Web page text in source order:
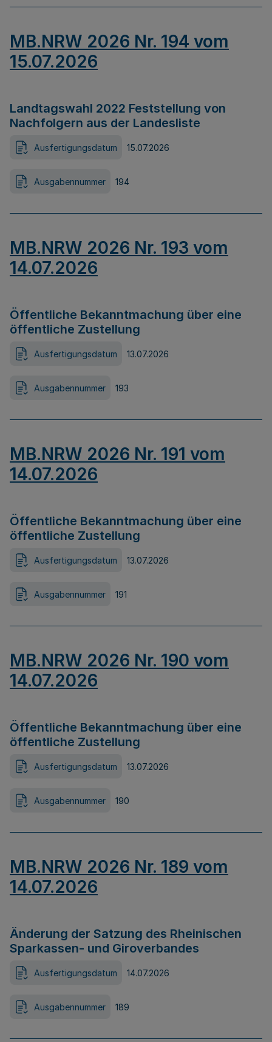
MB.NRW 2026 Nr. 194 vom
15.07.2026
Landtagswahl 2022 Feststellung von
Nachfolgern aus der Landesliste
Ausfertigungsdatum 15.07.2026
Ausgabennummer 194
MB.NRW 2026 Nr. 193 vom
14.07.2026
Öffentliche Bekanntmachung über eine
öffentliche Zustellung
Ausfertigungsdatum 13.07.2026
Ausgabennummer 193
MB.NRW 2026 Nr. 191 vom
14.07.2026
Öffentliche Bekanntmachung über eine
öffentliche Zustellung
Ausfertigungsdatum 13.07.2026
Ausgabennummer 191
MB.NRW 2026 Nr. 190 vom
14.07.2026
Öffentliche Bekanntmachung über eine
öffentliche Zustellung
Ausfertigungsdatum 13.07.2026
Ausgabennummer 190
MB.NRW 2026 Nr. 189 vom
14.07.2026
Änderung der Satzung des Rheinischen
Sparkassen- und Giroverbandes
Ausfertigungsdatum 14.07.2026
Ausgabennummer 189